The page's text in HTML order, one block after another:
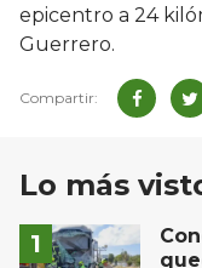
epicentro a 24
Guerrero.
Lo más